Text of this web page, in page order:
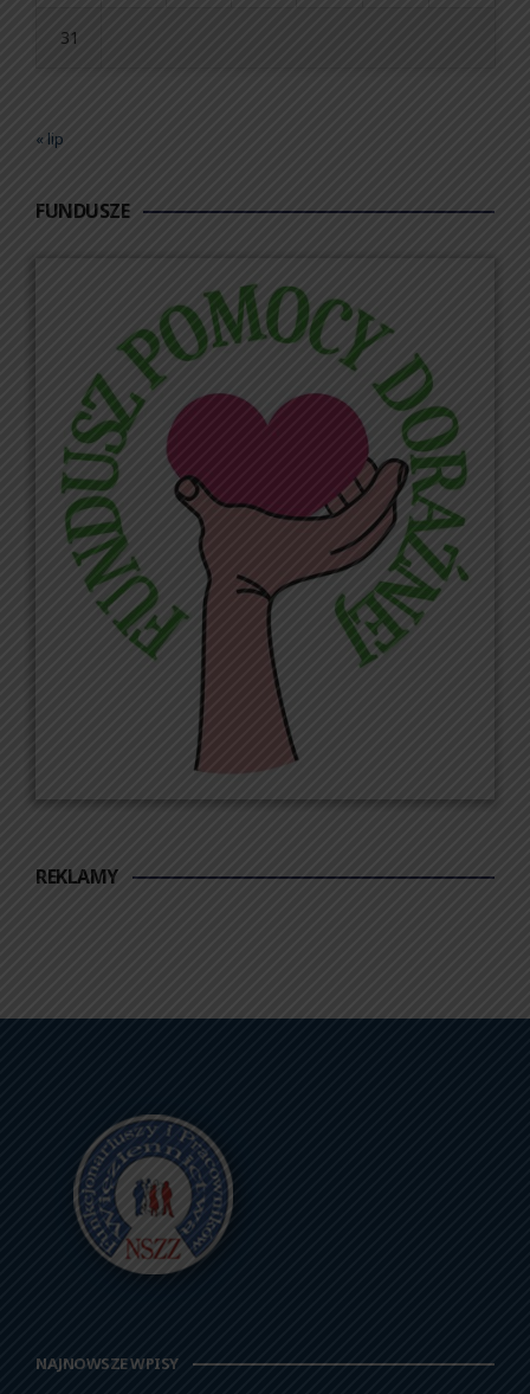
31
« lip
FUNDUSZE
REKLAMY
NAJNOWSZE WPISY